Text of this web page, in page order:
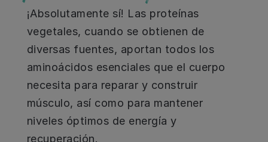
¡Absolutamente sí! Las proteínas
vegetales, cuando se obtienen de
diversas fuentes, aportan todos los
aminoácidos esenciales que el cuerpo
necesita para reparar y construir
músculo, así como para mantener
niveles óptimos de energía y
recuperación.